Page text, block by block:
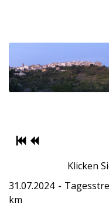
Klicken
31.07.2024 -
km